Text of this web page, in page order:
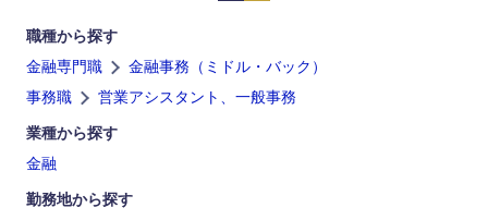
職種から探す
金融専門職
金融事務（ミドル・バック）
事務職
営業アシスタント、一般事務
業種から探す
金融
勤務地から探す